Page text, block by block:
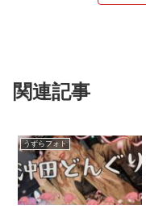
関連記事
うずらフォト